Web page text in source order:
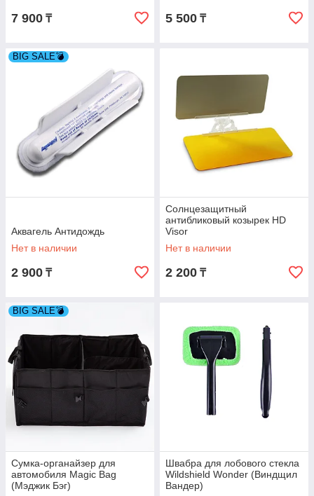
7 900 ₸ 5 500 ₸
BIG SALE💣
Аквагель Антидождь
Нет в наличии
2 900 ₸
Солнцезащитный
антибликовый козырек HD
Visor
Нет в наличии
2 200 ₸
BIG SALE💣
Сумка-органайзер для
автомобиля Magic Bag
(Мэджик Бэг)
Швабра для лобового стекла
Wildshield Wonder (Виндщил
Вандер)